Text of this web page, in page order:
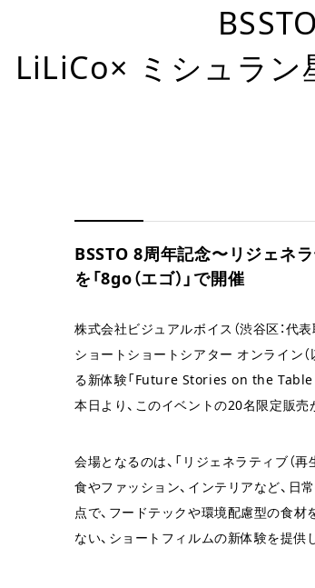
LiLiCo× ミシュラン
BSSTO 8周年記念〜リジェネ
を「8go（エゴ）」で開催
株式会社ビジュアルボイス（渋谷区：代
ショートショートシアター オンライン（
る新体験「Future Stories on the Table
本日より、このイベントの20名限定販売
会場となるのは、「リジェネラティブ（
食やファッション、インテリアなど、
点で、フードテックや環境配慮型の食
ない、ショートフィルムの新体験を提供